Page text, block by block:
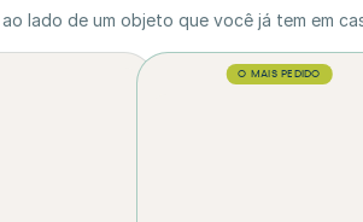
lado de um objeto que você já tem em
O MAIS PEDIDO